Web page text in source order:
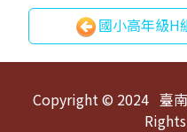
國小高年級H
頁尾區域內容
Copyright © 2024 臺南